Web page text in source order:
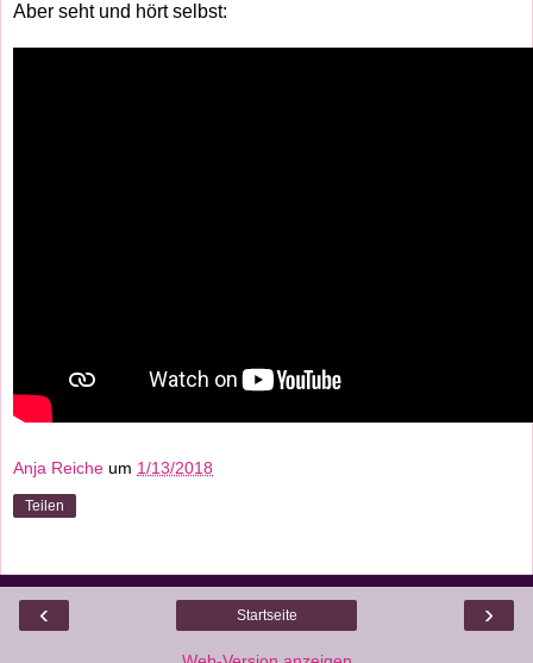
Aber seht und hört selbst:
Anja Reiche um 1/13/2018
Teilen
‹ ›
Startseite